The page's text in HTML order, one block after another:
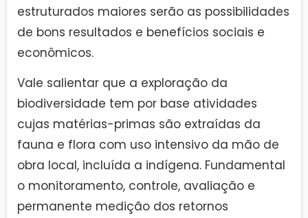
estruturados maiores serão as possibilidades
de bons resultados e benefícios sociais e
econômicos.
Vale salientar que a exploração da
biodiversidade tem por base atividades
cujas matérias-primas são extraídas da
fauna e flora com uso intensivo da mão de
obra local, incluída a indígena. Fundamental
o monitoramento, controle, avaliação e
permanente medição dos retornos